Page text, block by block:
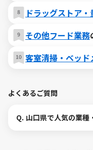
ドラッグストア
その他フード業務
客室清掃・ベッド
よくあるご質問
Q. 山口県で人気の業種